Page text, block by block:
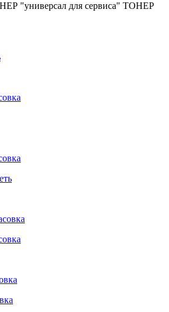
"универсал для сервиса" ТОНЕР